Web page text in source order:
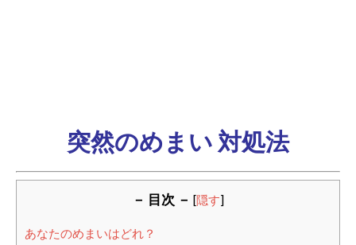
突然のめまい 対処法
－ 目次 － [隠す]
あなたのめまいはどれ？